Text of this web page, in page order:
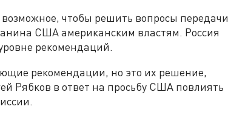
чтобы решить вопросы передачи
США американским властям. Россия
рекомендаций.
рекомендации, но это их решение,
Рябков в ответ на просьбу США повлиять